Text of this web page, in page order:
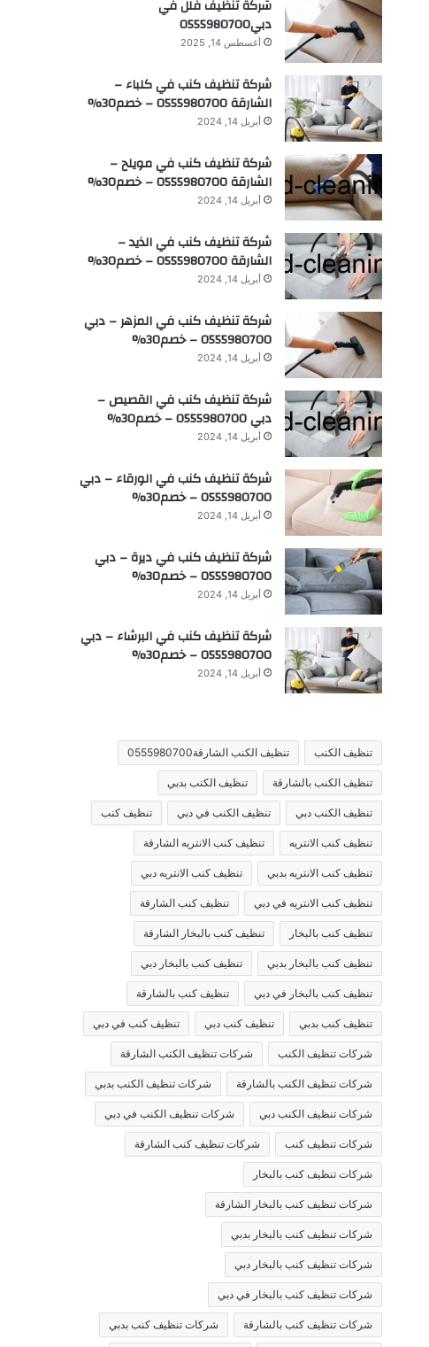
شركة تنظيف فلل في
دبي0555980700
أغسطس 14, 2025
شركة تنظيف كنب في كلباء –
الشارقة 0555980700 – خصم30%
أبريل 14, 2024
شركة تنظيف كنب في مويلح –
الشارقة 0555980700 – خصم30%
أبريل 14, 2024
شركة تنظيف كنب في الذيد –
الشارقة 0555980700 – خصم30%
أبريل 14, 2024
شركة تنظيف كنب في المزهر – دبي
0555980700 – خصم30%
أبريل 14, 2024
شركة تنظيف كنب في القصيص –
دبي 0555980700 – خصم30%
أبريل 14, 2024
شركة تنظيف كنب في الورقاء – دبي
0555980700 – خصم30%
أبريل 14, 2024
شركة تنظيف كنب في ديرة – دبي
0555980700 – خصم30%
أبريل 14, 2024
شركة تنظيف كنب في البرشاء – دبي
0555980700 – خصم30%
أبريل 14, 2024
تنظيف الكنب تنظيف الكنب الشارقة0555980700
تنظيف الكنب بالشارقة تنظيف الكنب بدبي
تنظيف الكنب دبي تنظيف الكنب في دبي تنظيف كنب
تنظيف كنب الانتريه تنظيف كنب الانتريه الشارقة
تنظيف كنب الانتريه بدبي تنظيف كنب الانتريه دبي
تنظيف كنب الانتريه في دبي تنظيف كنب الشارقة
تنظيف كنب بالبخار تنظيف كنب بالبخار الشارقة
تنظيف كنب بالبخار بدبي تنظيف كنب بالبخار دبي
تنظيف كنب بالبخار في دبي تنظيف كنب بالشارقة
تنظيف كنب بدبي تنظيف كنب دبي تنظيف كنب في دبي
شركات تنظيف الكنب شركات تنظيف الكنب الشارقة
شركات تنظيف الكنب بالشارقة شركات تنظيف الكنب بدبي
شركات تنظيف الكنب دبي شركات تنظيف الكنب في دبي
شركات تنظيف كنب شركات تنظيف كنب الشارقة
شركات تنظيف كنب بالبخار
شركات تنظيف كنب بالبخار الشارقة
شركات تنظيف كنب بالبخار بدبي
شركات تنظيف كنب بالبخار دبي
شركات تنظيف كنب بالبخار في دبي
شركات تنظيف كنب بالشارقة شركات تنظيف كنب بدبي